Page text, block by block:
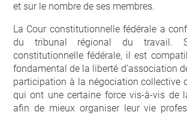
et sur le nombre de ses membres.
La Cour constitutionnelle fédérale a
du tribunal régional du travail.
constitutionnelle fédérale, il est
fondamental de la liberté d’association
participation à la négociation collective
qui ont une certaine force vis-à-vis de
afin de mieux organiser leur vie